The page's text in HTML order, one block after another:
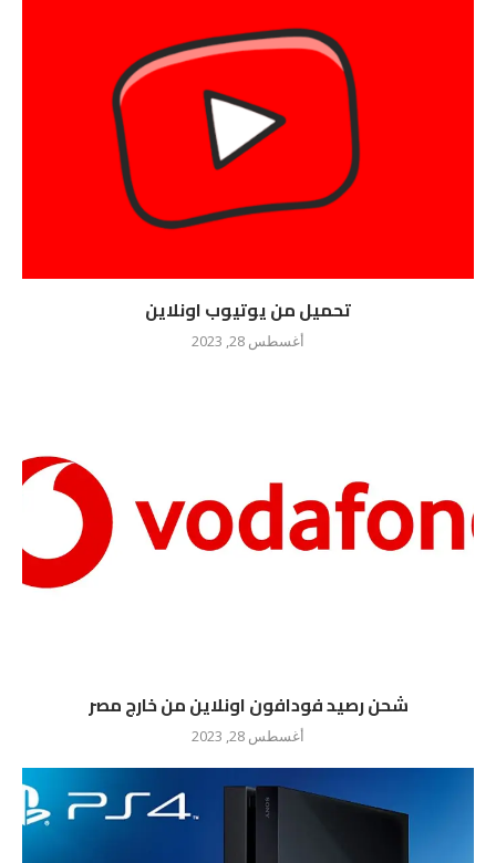
تحميل من يوتيوب اونلاين
أغسطس 28, 2023
شحن رصيد فودافون اونلاين من خارج مصر
أغسطس 28, 2023